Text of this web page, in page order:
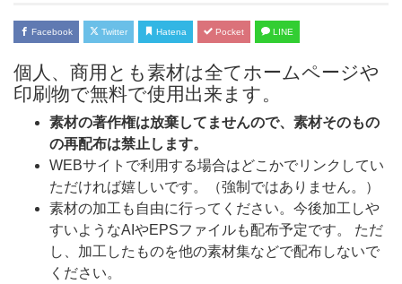
Facebook Twitter Hatena Pocket LINE
個人、商用とも素材は全てホームページや
印刷物で無料で使用出来ます。
素材の著作権は放棄してませんので、素材そのもの
の再配布は禁止します。
WEBサイトで利用する場合はどこかでリンクしてい
ただければ嬉しいです。（強制ではありません。）
素材の加工も自由に行ってください。今後加工しや
すいようなAIやEPSファイルも配布予定です。
ただ
し、加工したものを他の素材集などで配布しないで
ください。